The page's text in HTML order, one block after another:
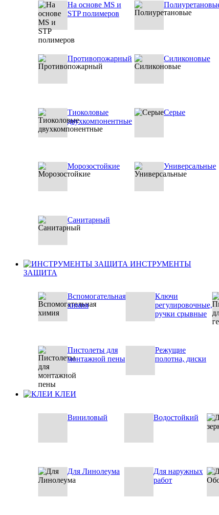
На основе MS и
STP полимеров
Противопожарный Силиконовые
Тиоколовые
двухкомпонентные
Серые
Морозостойкие Универсальные
Санитарный
ИНСТРУМЕНТЫ
ЗАЩИТА
Вспомогательная
химия
Ключи
регулировочные,
ручки срывные
Пистолеты для
монтажной пены
Режущие
полотна, диски
КЛЕИ
Виниловый Водостойкий
Для Линолеума
Для наружных
работ